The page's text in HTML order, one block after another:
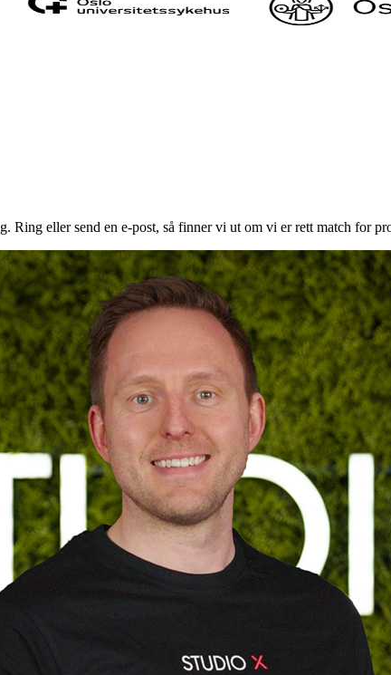
Ring eller send en e-post, så finner vi ut om vi er rett match for